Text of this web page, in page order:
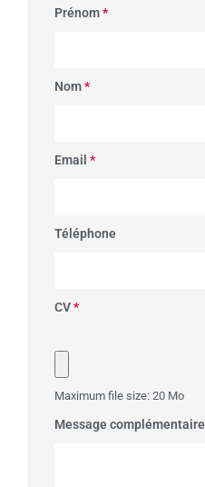
Prénom*
Nom*
Email *
Téléphone
CV*
Maximum file size: 20 Mo
Message complémentaire